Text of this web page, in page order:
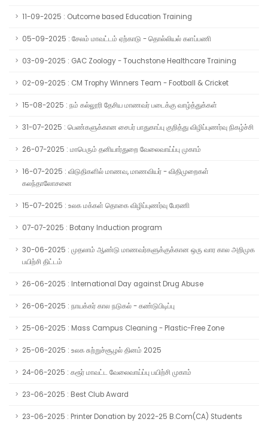
11-09-2025 : Outcome based Education Training
05-09-2025 : சேலம் மாவட்டம் ஏற்காடு - தொல்லியல் களப்பணி
03-09-2025 : GAC Zoology - Touchstone Healthcare Training
02-09-2025 : CM Trophy Winners Team - Football & Cricket
15-08-2025 : நம் கல்லூரி தேசிய மாணவர் படைக்கு வாழ்த்துக்கள்
31-07-2025 : பெண்களுக்கான சைபர் பாதுகாப்பு குறித்து விழிப்புணர்வு நிகழ்ச்சி
26-07-2025 : மாபெரும் தனியார்துறை வேலைவாய்ப்பு முகாம்
16-07-2025 : விடுதிகளில் மாணவ, மாணவியர் - விதிமுறைகள்
கலந்தாலோசனை
15-07-2025 : உலக மக்கள் தொகை விழிப்புணர்வு பேரணி
07-07-2025 : Botany Induction program
30-06-2025 : முதலாம் ஆண்டு மாணவர்களுக்குக்கான ஒரு வார கால அறிமுக
பயிற்சி திட்டம்
26-06-2025 : International Day against Drug Abuse
26-06-2025 : நாயக்கர் கால நடுகல் - கண்டுபிடிப்பு
25-06-2025 : Mass Campus Cleaning - Plastic-Free Zone
25-06-2025 : உலக சுற்றுச்சூழல் தினம் 2025
24-06-2025 : கரூர் மாவட்ட வேலைவாய்ப்பு பயிற்சி முகாம்
23-06-2025 : Best Club Award
23-06-2025 : Printer Donation by 2022-25 B.Com(CA) Students